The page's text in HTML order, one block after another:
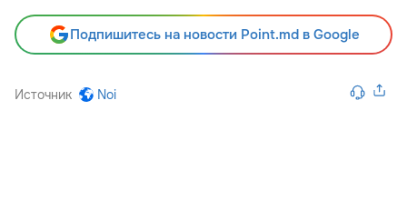
Подпишитесь на новости Point.md в Google
Источник Noi